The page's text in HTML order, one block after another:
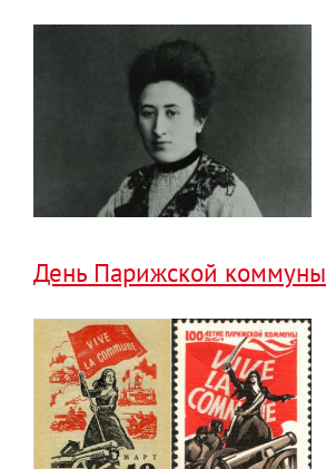
День Парижской коммуны